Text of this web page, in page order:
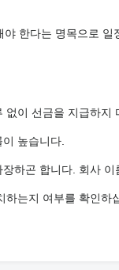
한다는 명목으로
없이 선금을 지급하지
높습니다.
하곤 합니다. 회사
하는지 여부를 확인하